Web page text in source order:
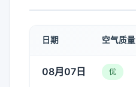
日期 空气质量
08月07日 优